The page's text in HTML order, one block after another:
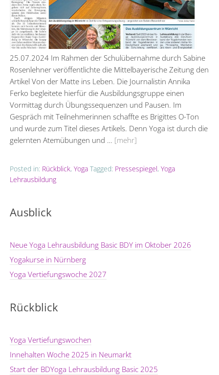
25.07.2024 Im Rahmen der Schulübernahme durch Sabine
Rosenlehner veröffentlichte die Mittelbayerische Zeitung den
Artikel Von der Matte ins Leben. Die Journalistin Annika
Ferko begleitete hierfür die Ausbildungsgruppe einen
Vormittag durch Übungssequenzen und Pausen. Im
Gespräch mit Teilnehmerinnen schaffte es Brigittes O-Ton
und wurde zum Titel dieses Artikels. Denn Yoga ist durch die
gelernten Atemübungen und … [mehr]
Posted in: Rückblick, Yoga Tagged: Pressespiegel, Yoga
Lehrausbildung
Ausblick
Neue Yoga Lehrausbildung Basic BDY im Oktober 2026
Yogakurse in Nürnberg
Yoga Vertiefungswoche 2027
Rückblick
Yoga Vertiefungswochen
Innehalten Woche 2025 in Neumarkt
Start der BDYoga Lehrausbildung Basic 2025